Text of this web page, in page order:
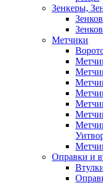
Зенкеры,
Метчики
Оправки и